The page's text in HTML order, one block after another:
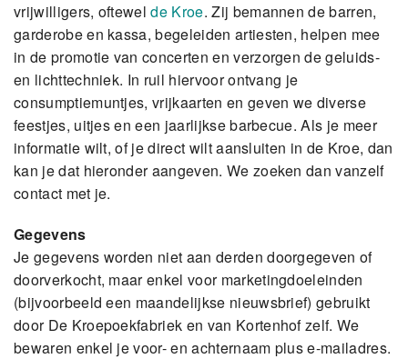
vrijwilligers, oftewelde Kroe. Zij bemannen de barren,
garderobe en kassa, begeleiden artiesten, helpen mee
in de promotie van concerten en verzorgen de geluids-
en lichttechniek. In ruil hiervoor ontvang je
consumptiemuntjes, vrijkaarten en geven we diverse
feestjes, uitjes en een jaarlijkse barbecue. Als je meer
informatie wilt, of je direct wilt aansluiten in de Kroe, dan
kan je dat hieronder aangeven. We zoeken dan vanzelf
contact met je.
Gegevens
Je gegevens worden niet aan derden doorgegeven of
doorverkocht, maar enkel voor marketingdoeleinden
(bijvoorbeeld een maandelijkse nieuwsbrief) gebruikt
door De Kroepoekfabriek en van Kortenhof zelf. We
bewaren enkel je voor- en achternaam plus e-mailadres.